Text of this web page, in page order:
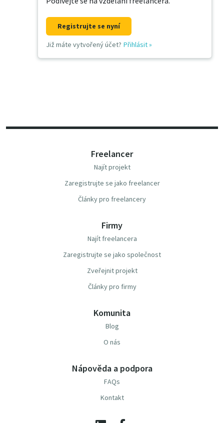
Registrujte se nyní
Již máte vytvořený účet? Přihlásit»
Freelancer
Najít projekt
Zaregistrujte se jako freelancer
Články pro freelancery
Firmy
Najít freelancera
Zaregistrujte se jako společnost
Zveřejnit projekt
Články pro firmy
Komunita
Blog
O nás
Nápověda a podpora
FAQs
Kontakt